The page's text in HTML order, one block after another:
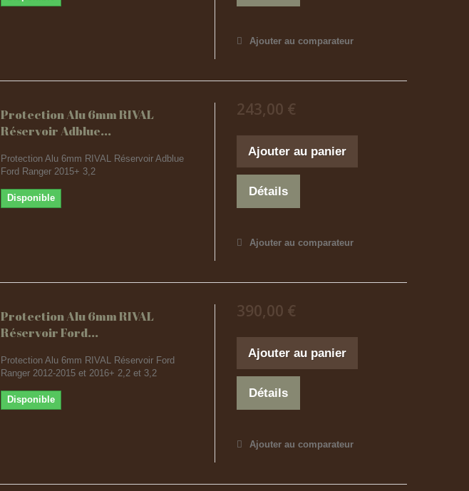
Ajouter au comparateur
Protection Alu 6mm RIVAL
Réservoir Adblue...
Protection Alu 6mm RIVAL Réservoir Adblue
Ford Ranger 2015+ 3,2
Disponible
243,00 €
Ajouter au panier
Détails
Ajouter au comparateur
Protection Alu 6mm RIVAL
Réservoir Ford...
Protection Alu 6mm RIVAL Réservoir Ford
Ranger 2012-2015 et 2016+ 2,2 et 3,2
Disponible
390,00 €
Ajouter au panier
Détails
Ajouter au comparateur